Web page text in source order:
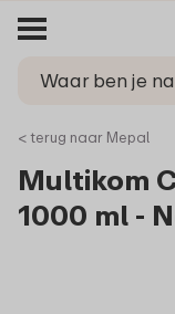
< terug naar Mepal
Multikom
1000 ml -